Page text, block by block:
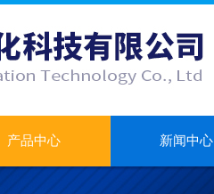
产品中心 新闻中心